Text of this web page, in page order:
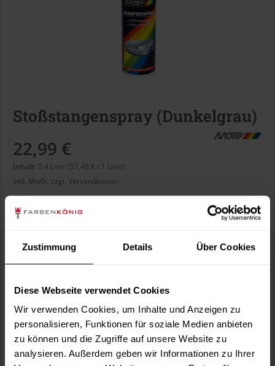
Zustimmung Details Über Cookies
Diese Webseite verwendet Cookies
Wir verwenden Cookies, um Inhalte und Anzeigen zu
personalisieren, Funktionen für soziale Medien anbieten
zu können und die Zugriffe auf unsere Website zu
analysieren. Außerdem geben wir Informationen zu Ihrer
Stoßstangenspray (Dunkelgrau)
22,99 €
Inhalt: 0.4 Liter (57,48 € / 1 Liter)
inkl. MwSt. zzgl. Versandkosten
In denWarenkorb
Merken Fragen zum Artikel?